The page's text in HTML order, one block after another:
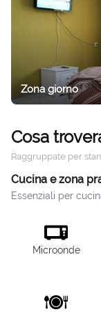
Zona giorno
Cosa
Raggruppate per
Cucina e zona
Essenziali per
Microonde